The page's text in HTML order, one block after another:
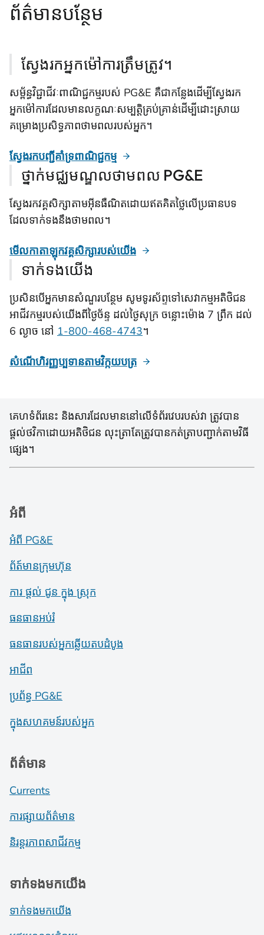
ព័ត៌មាន​បន្ថែម
ស្វែងរកអ្នកម៉ៅការត្រឹមត្រូវ។
សម្ព័ន្ធវិជ្ជាជីវៈពាណិជ្ជកម្មរបស់ PG&E គឺជាកន្លែងដើម្បីស្វែងរក
អ្នកម៉ៅការដែលមានលក្ខណៈសម្បត្តិគ្រប់គ្រាន់ដើម្បីដោះស្រាយ
គម្រោងប្រសិទ្ធភាពថាមពលរបស់អ្នក។
ស្វែងរកបញ្ជីគាំទ្រពាណិជ្ជកម្ម
ថ្នាក់មជ្ឈមណ្ឌលថាមពល PG&E
ស្វែងរកវគ្គសិក្សាតាមអ៊ីនធឺណិតដោយឥតគិតថ្លៃលើប្រធានបទ
ដែលទាក់ទងនឹងថាមពល។
មើលកាតាឡុកវគ្គសិក្សារបស់យើង
ទាក់ទងយើង
ប្រសិនបើអ្នកមានសំណួរបន្ថែម សូមទូរស័ព្ទទៅសេវាកម្មអតិថិជន
អាជីវកម្មរបស់យើងពីថ្ងៃច័ន្ទ ដល់ថ្ងៃសុក្រ ចន្លោះម៉ោង 7 ព្រឹក ដល់
6 ល្ងាច នៅ 1-800-468-4743។
សំណើហិរញ្ញប្បទានតាមវិក្កយបត្រ
គេហទំព័រនេះ និងសារដែលមាននៅលើទំព័រវេបរបស់វា ត្រូវបាន
ផ្តល់ថវិកាដោយអតិថិជន លុះត្រាតែត្រូវបានកត់ត្រាបញ្ជាក់តាមវិធី
ផ្សេង។
អំពី
អំពី PG&E
ព័ត៍​មាន​ក្រុមហ៊ុន
ការ ផ្តល់ ជូន ក្នុង ស្រុក
ធនធានអប់រំ
ធនធានរបស់អ្នកឆ្លើយតបដំបូង
អាជីព
ប្រព័ន្ធ PG&E
ក្នុងសហគមន៍របស់អ្នក
ព័ត៌មាន
Currents
ការផ្សាយព័ត៌មាន
និរន្តរភាពសាជីវកម្ម
ទាក់ទងមកយើង
ទាក់ទងមកយើង